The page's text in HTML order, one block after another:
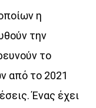
η
την
το
από το 2021
Ένας έχει